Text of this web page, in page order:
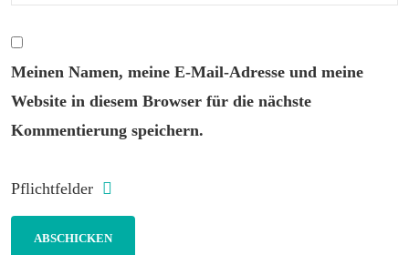
Meinen Namen, meine E-Mail-Adresse und meine
Website in diesem Browser für die nächste
Kommentierung speichern.
Pflichtfelder